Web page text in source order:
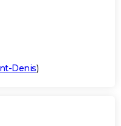
Denis)